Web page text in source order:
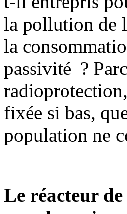
la pollution de
la
passivité ?
fixée si bas,
population ne
Le réacteur